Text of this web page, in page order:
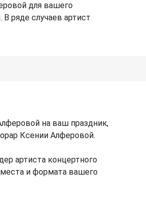
для вашего
ряде случаев артист
на ваш праздник,
Ксении Алферовой.
артиста концертного
и формата вашего